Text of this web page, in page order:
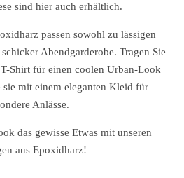
sind hier auch erhältlich.
passen sowohl zu lässigen
Abendgarderobe. Tragen Sie
Shirt für einen coolen Urban-Look
mit einem eleganten Kleid für
Anlässe.
das gewisse Etwas mit unseren
aus Epoxidharz!